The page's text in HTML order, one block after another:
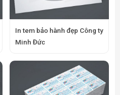
In tem bảo hành đẹp Công ty
Minh Đức